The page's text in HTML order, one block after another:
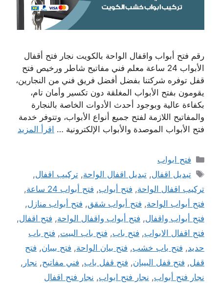
رقم فتح أبواب واقفال الواحة بالكويت نجار فتح أقفال
الأبواب 24 ساعة معلم فني مفاتيح شاطر ورخيص فتح
قفل توفره شركتنا بفضل أفضل فريق فني من النجارين،
يقومون بفتح الأبواب المغلقة دون تكسير وأمان تام،
بكفاءة عالية وبوجود أحدث الأدوات الخاصة بالنجارة
والمفاتيح اللازمة لفتح جميع أنواع الأبواب، وتتوفر خدمة
فتح الأبواب الموصدة والأبواب الإلكترونية … اقرأ المزيد
التصنيفات
فتح ابواب
الوسوم
تبديل اقفال,تبديل اقفال الواحة,تركيب اقفال,
تركيب اقفال الواحة, فتح أبواب, فتح أبواب 24 ساعة
,
فتح أبواب الواحة, فتح أبواب شقق, فتح أبواب منازل,
فتح أبواب واقفال, فتح أبواب واقفال الواحة, فتح اقفال,
فتح اقفال الابواب, فتح باب, فتح باب البيت, فتح باب
حديد, فتح باب خشب, فتح بيان الواحة, فتح بيبان, فتح
قفل, فتح قفل البيبان, فتح قفل باب, فني مفاتيح, نجار ,
نجار فتح أبواب, نجار فتح ابواب, نجار فتح اقفال